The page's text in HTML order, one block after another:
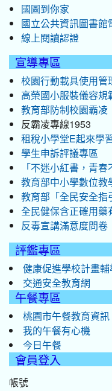
國圖到你家
國立公共資訊圖書館
線上閱讀認證
宣導專區
校園行動載具使用管
高榮國小服裝儀容規
教育部防制校園霸凌
反霸凌專線1953
租稅小學堂E起來學
學生申訴評議專區
「不迷小紅書，青春
教育部中小學數位教
教育部「全民安全指
全民健保含正確用藥
反毒宣講滿意度問卷
評鑑專區
健康促進學校計畫輔
交通安全教育網
午餐專區
桃園市午餐教育資訊
我的午餐有心機
今日午餐
會員登入
帳號